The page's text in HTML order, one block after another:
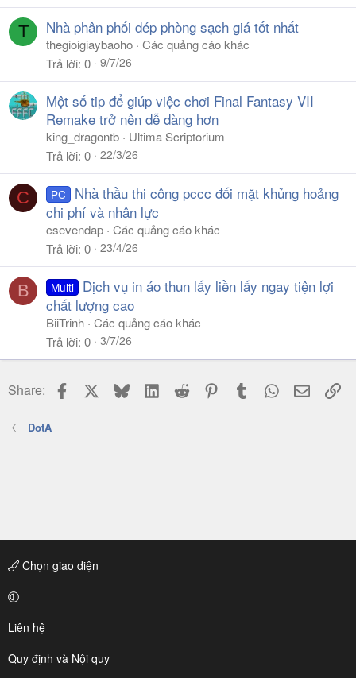
T Nhà phân phối dép phòng sạch giá tốt nhất
thegioigiaybaoho Các quảng cáo khác
Trả lời 0 9/7/26
Một số tip để giúp việc chơi Final Fantasy VII
Remake trở nên dễ dàng hơn
king_dragontb
Ultima Scriptorium
Trả lời 0 22/3/26
C PC
Nhà thầu thi công pccc đối mặt khủng hoảng
chi phí và nhân lực
csevendap Các quảng cáo khác
Trả lời 0 23/4/26
B Multi
Dịch vụ in áo thun lấy liền lấy ngay tiện lợi
chất lượng cao
BiiTrinh Các quảng cáo khác
Trả lời 0 3/7/26
Share: Facebook BlueskyLinkedIn
Reddit PinterestTumblr WhatsApp
Email
DotA
Chọn giao diện
Liên hệ
Quy định và Nội quy